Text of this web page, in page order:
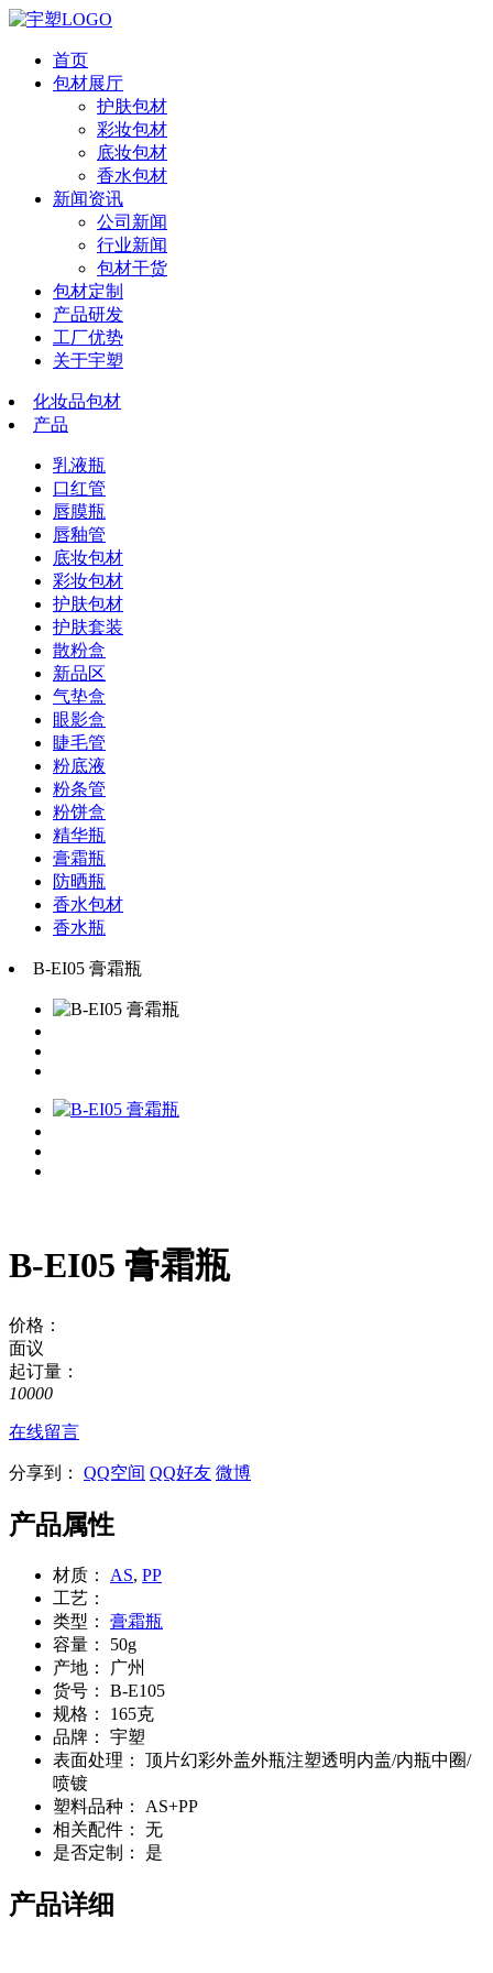
首页
包材展厅
护肤包材
彩妆包材
底妆包材
香水包材
新闻资讯
公司新闻
行业新闻
包材干货
包材定制
产品研发
工厂优势
关于宇塑
化妆品包材
产品
乳液瓶
口红管
唇膜瓶
唇釉管
底妆包材
彩妆包材
护肤包材
护肤套装
散粉盒
新品区
气垫盒
眼影盒
睫毛管
粉底液
粉条管
粉饼盒
精华瓶
膏霜瓶
防晒瓶
香水包材
香水瓶
B-EI05 膏霜瓶
B-EI05 膏霜瓶
价格：
面议
起订量：
10000
在线留言
分享到： QQ空间 QQ好友 微博
产品属性
材质： AS, PP
工艺：
类型：
膏霜瓶
容量：
50g
产地：
广州
货号：
B-E105
规格：
165克
品牌：
宇塑
表面处理：
顶片幻彩外盖外瓶注塑透明内盖/内瓶中圈/
喷镀
塑料品种：
AS+PP
相关配件：
无
是否定制：
是
产品详细